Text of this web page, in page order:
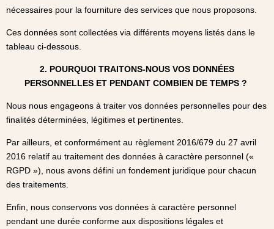
nécessaires pour la fourniture des services que nous proposons.
Ces données sont collectées via différents moyens listés dans le
tableau ci-dessous.
2. POURQUOI TRAITONS-NOUS VOS DONNÉES
PERSONNELLES ET PENDANT COMBIEN DE TEMPS ?
Nous nous engageons à traiter vos données personnelles pour des
finalités déterminées, légitimes et pertinentes.
Par ailleurs, et conformément au règlement 2016/679 du 27 avril
2016 relatif au traitement des données à caractère personnel («
RGPD »), nous avons défini un fondement juridique pour chacun
des traitements.
Enfin, nous conservons vos données à caractère personnel
pendant une durée conforme aux dispositions légales et